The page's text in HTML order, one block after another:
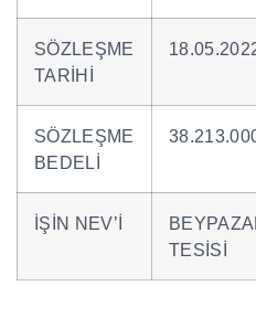
SÖZLEŞME
TARİHİ
SÖZLEŞME
BEDELİ
İŞİN NEV’İ
TESİSİ